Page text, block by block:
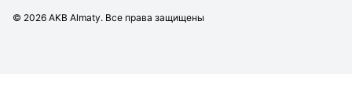
© 2026 AKB Almaty. Все права защищены